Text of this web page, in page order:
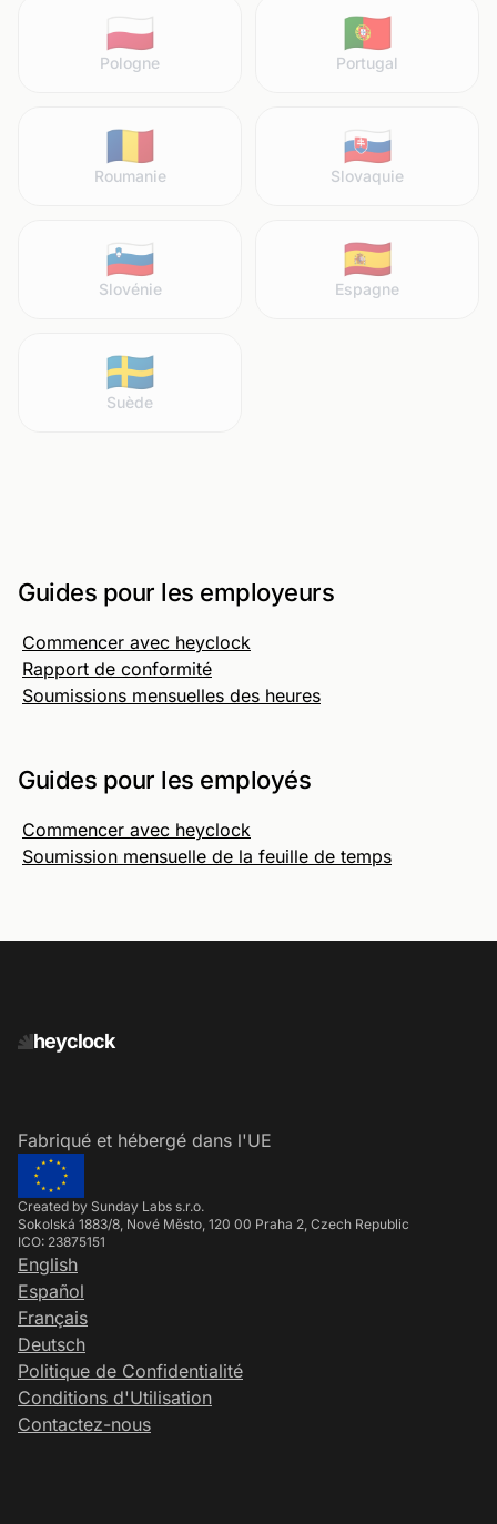
🇵🇱
Pologne
🇵🇹
Portugal
🇷🇴
Roumanie
🇸🇰
Slovaquie
🇸🇮
Slovénie
🇪🇸
Espagne
🇸🇪
Suède
Guides pour les employeurs
Commencer avec heyclock
Rapport de conformité
Soumissions mensuelles des heures
Guides pour les employés
Commencer avec heyclock
Soumission mensuelle de la feuille de temps
heyclock
Fabriqué et hébergé dans l'UE
Created by Sunday Labs s.r.o.
Sokolská 1883/8, Nové Město, 120 00 Praha 2, Czech Republic
ICO: 23875151
English
Español
Français
Deutsch
Politique de Confidentialité
Conditions d'Utilisation
Contactez-nous